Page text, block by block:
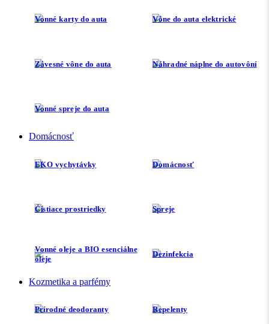
Vonné karty do auta Vône do auta elektrické
Závesné vône do auta Náhradné náplne do autovôní
Vonné spreje do auta
Domácnosť
EKO vychytávky Domácnosť
Čistiace prostriedky Spreje
Vonné oleje a BIO esenciálne
oleje
Dezinfekcia
Kozmetika a parfémy
Prírodné deodoranty Repelenty